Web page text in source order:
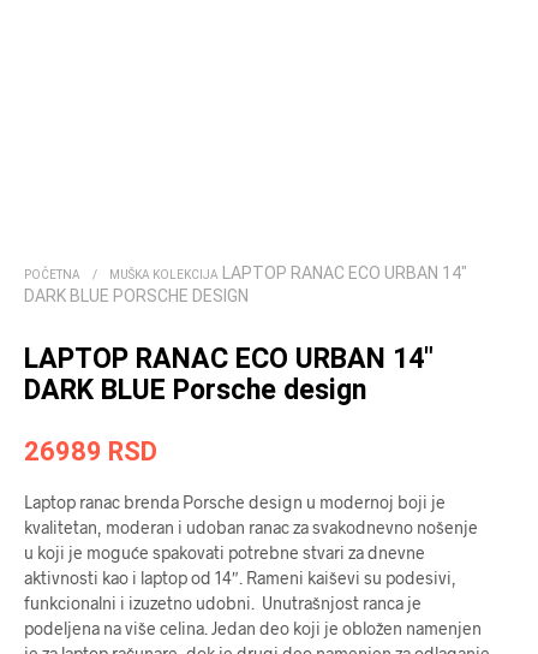
POČETNA / MUŠKA KOLEKCIJA LAPTOP RANAC ECO URBAN 14″
DARK BLUE PORSCHE DESIGN
LAPTOP RANAC ECO URBAN 14″
DARK BLUE Porsche design
26989 RSD
Laptop ranac brenda Porsche design u modernoj boji je
kvalitetan, moderan i udoban ranac za svakodnevno nošenje
u koji je moguće spakovati potrebne stvari za dnevne
aktivnosti kao i laptop od 14″. Rameni kaiševi su podesivi,
funkcionalni i izuzetno udobni. Unutrašnjost ranca je
podeljena na više celina. Jedan deo koji je obložen namenjen